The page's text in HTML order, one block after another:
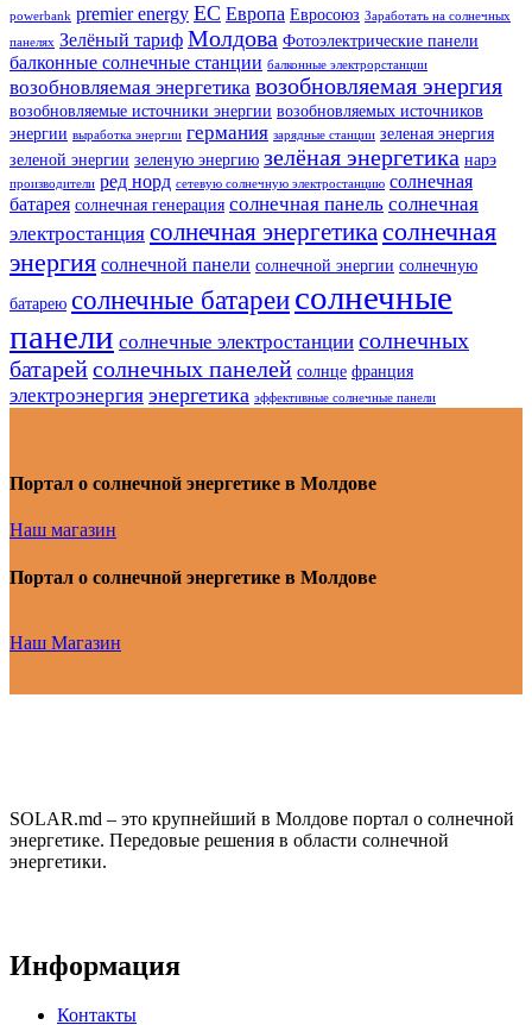
powerbank premier energy ЕС Европа Евросоюз Заработать на солнечных
панелях Зелёный тариф Молдова Фотоэлектрические панели
балконные солнечные станции балконные электрорстанции
возобновляемая энергетика возобновляемая энергия
возобновляемые источники энергии возобновляемых источников
энергии выработка энергии германия зарядные станции зеленая энергия
зеленой энергии зеленую энергию зелёная энергетика нарэ
производители ред норд сетевую солнечную электростанцию солнечная
батарея солнечная генерация солнечная панель солнечная
электростанция солнечная энергетикасолнечная
энергия солнечной панели солнечной энергии солнечную
батарею солнечные батареисолнечные
панели солнечные электростанции солнечных
батарейсолнечных панелей солнце франция
электроэнергия энергетика эффективные солнечные панели
Портал о солнечной энергетике в Молдове
Наш магазин
Портал о солнечной энергетике в Молдове
Наш Магазин
SOLAR.md – это крупнейший в Молдове портал о солнечной
энергетике. Передовые решения в области солнечной
энергетики.
Информация
Контакты